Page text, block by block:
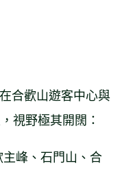
合歡山遊客中心與
視野極其開闊：
峰、石門山、合